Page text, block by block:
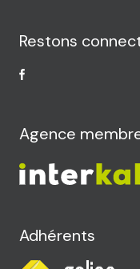
Restons
Agence
Adhérents